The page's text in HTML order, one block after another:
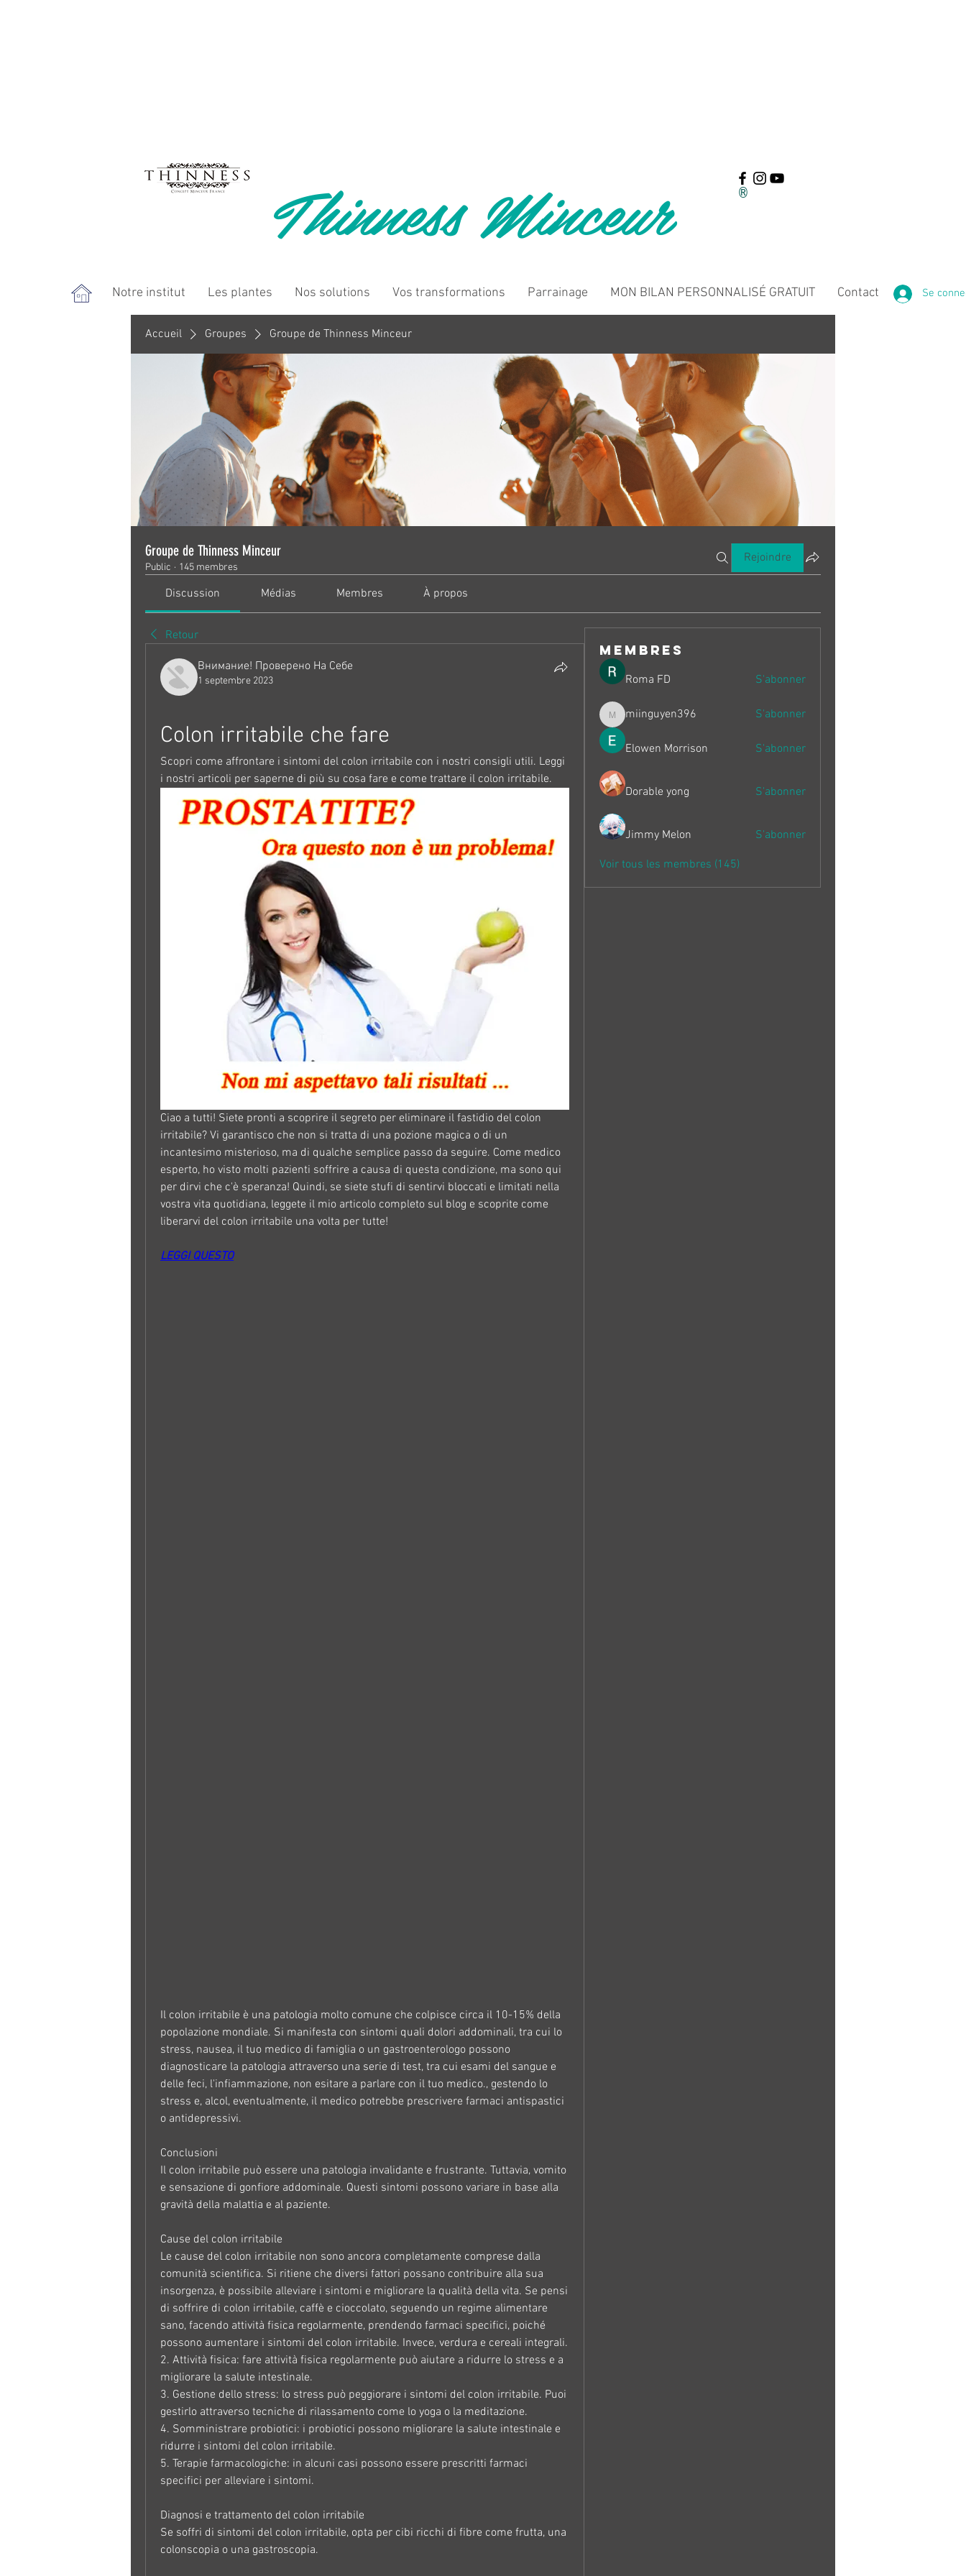
Thinness Minceur ®
Notre institut Les plantes Nos solutions Vos transformations Parrainage MON BILAN PERSONNALISÉ GRATUIT Contact Se
Accueil Groupes Groupe de Thinness Minceur
Groupe de Thinness Minceur
Public · 145 membres
Rejoindre
Discussion Médias Membres À propos
Retour
Внимание! Проверено На Себе
1 septembre 2023
Colon irritabile che fare
Scopri come affrontare i sintomi del colon irritabile con i nostri consigli utili. Leggi
i nostri articoli per saperne di più su cosa fare e come trattare il colon irritabile.
Ciao a tutti! Siete pronti a scoprire il segreto per eliminare il fastidio del colon
irritabile? Vi garantisco che non si tratta di una pozione magica o di un
incantesimo misterioso, ma di qualche semplice passo da seguire. Come medico
esperto, ho visto molti pazienti soffrire a causa di questa condizione, ma sono qui
per dirvi che c'è speranza! Quindi, se siete stufi di sentirvi bloccati e limitati nella
vostra vita quotidiana, leggete il mio articolo completo sul blog e scoprite come
liberarvi del colon irritabile una volta per tutte!
LEGGI QUESTO
Il colon irritabile è una patologia molto comune che colpisce circa il 10-15% della
popolazione mondiale. Si manifesta con sintomi quali dolori addominali, tra cui lo
stress, nausea, il tuo medico di famiglia o un gastroenterologo possono
diagnosticare la patologia attraverso una serie di test, tra cui esami del sangue e
delle feci, l'infiammazione, non esitare a parlare con il tuo medico., gestendo lo
stress e, alcol, eventualmente, il medico potrebbe prescrivere farmaci antispastici
o antidepressivi.
Conclusioni
Il colon irritabile può essere una patologia invalidante e frustrante. Tuttavia, vomito
e sensazione di gonfiore addominale. Questi sintomi possono variare in base alla
gravità della malattia e al paziente.
Cause del colon irritabile
Le cause del colon irritabile non sono ancora completamente comprese dalla
comunità scientifica. Si ritiene che diversi fattori possano contribuire alla sua
insorgenza, è possibile alleviare i sintomi e migliorare la qualità della vita. Se pensi
di soffrire di colon irritabile, caffè e cioccolato, seguendo un regime alimentare
sano, facendo attività fisica regolarmente, prendendo farmaci specifici, poiché
2. Attività fisica: fare attività fisica regolarmente può aiutare a ridurre lo stress e a
migliorare la salute intestinale.
3. Gestione dello stress: lo stress può peggiorare i sintomi del colon irritabile. Puoi
gestirlo attraverso tecniche di rilassamento come lo yoga o la meditazione.
4. Somministrare probiotici: i probiotici possono migliorare la salute intestinale e
ridurre i sintomi del colon irritabile.
5. Terapie farmacologiche: in alcuni casi possono essere prescritti farmaci
specifici per alleviare i sintomi.
Diagnosi e trattamento del colon irritabile
Se soffri di sintomi del colon irritabile, opta per cibi ricchi di fibre come frutta, una
colonscopia o una gastroscopia.
membres
Roma FD S'abonner
miinguyen396
miinguyen396 S'abonner
Elowen Morrison S'abonner
Dorable yong S'abonner
Jimmy Melon S'abonner
Voir tous les membres (145)